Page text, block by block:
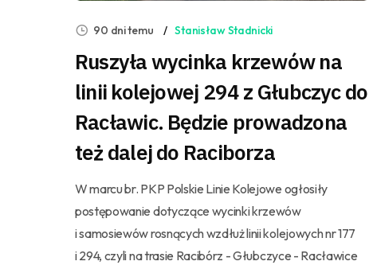
90 dni temu Stanisław Stadnicki
Ruszyła wycinka krzewów na
linii kolejowej 294 z Głubczyc do
Racławic. Będzie prowadzona
też dalej do Raciborza
W marcu br. PKP Polskie Linie Kolejowe ogłosiły
postępowanie dotyczące wycinki krzewów
i samosiewów rosnących wzdłuż linii kolejowych nr 177
i 294, czyli na trasie Racibórz - Głubczyce - Racławice